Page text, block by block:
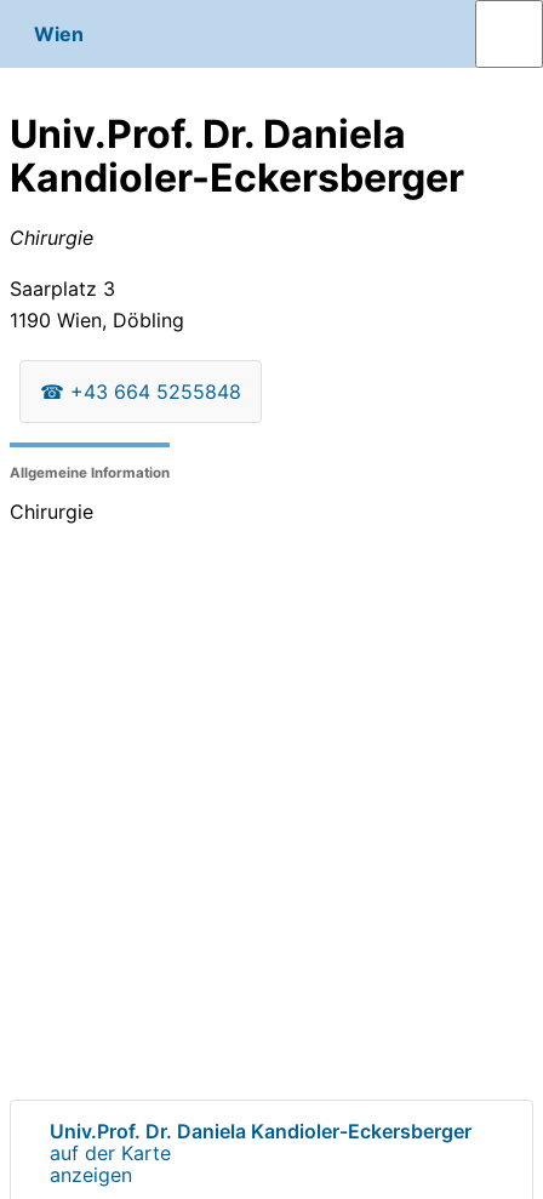
Wien
Univ.Prof. Dr. Daniela
Kandioler-Eckersberger
Chirurgie
Saarplatz 3
1190 Wien, Döbling
☎ +43 664 5255848
Allgemeine Information
Chirurgie
Univ.Prof. Dr. Daniela Kandioler-Eckersberger
auf der Karte
anzeigen